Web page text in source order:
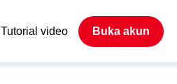
Tutorial video Buka akun